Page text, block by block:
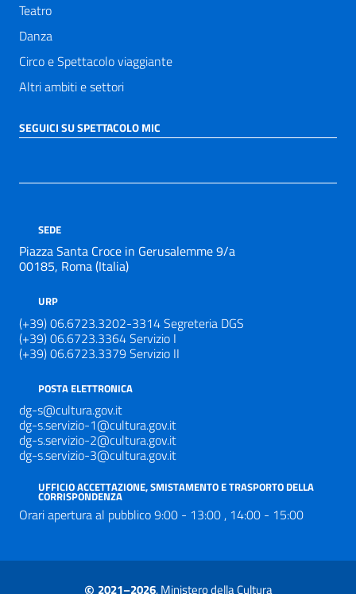
Teatro
Danza
Circo e Spettacolo viaggiante
Altri ambiti e settori
SEGUICI SU SPETTACOLO MIC
SEDE
Piazza Santa Croce in Gerusalemme 9/a
00185, Roma (Italia)
URP
(+39) 06.6723.3202-3314 Segreteria DGS
(+39) 06.6723.3364 Servizio I
(+39) 06.6723.3379 Servizio II
POSTA ELETTRONICA
dg-s@cultura.gov.it
dg-s.servizio-1@cultura.gov.it
dg-s.servizio-2@cultura.gov.it
dg-s.servizio-3@cultura.gov.it
UFFICIO ACCETTAZIONE, SMISTAMENTO E TRASPORTO DELLA
CORRISPONDENZA
Orari apertura al pubblico 9:00 - 13:00 , 14:00 - 15:00
2021–2026, Ministero della Cultura